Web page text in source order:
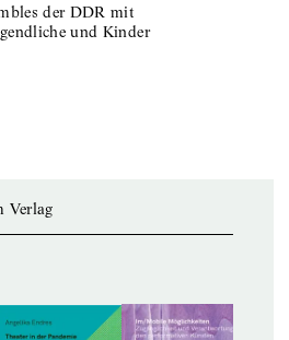
der DDR mit
und Kinder
Verlag